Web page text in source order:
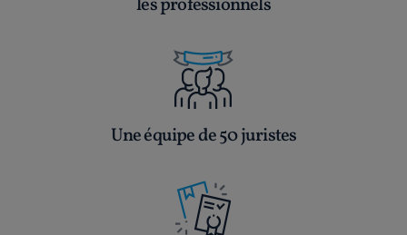
les professionnels
Une équipe de 50 juristes